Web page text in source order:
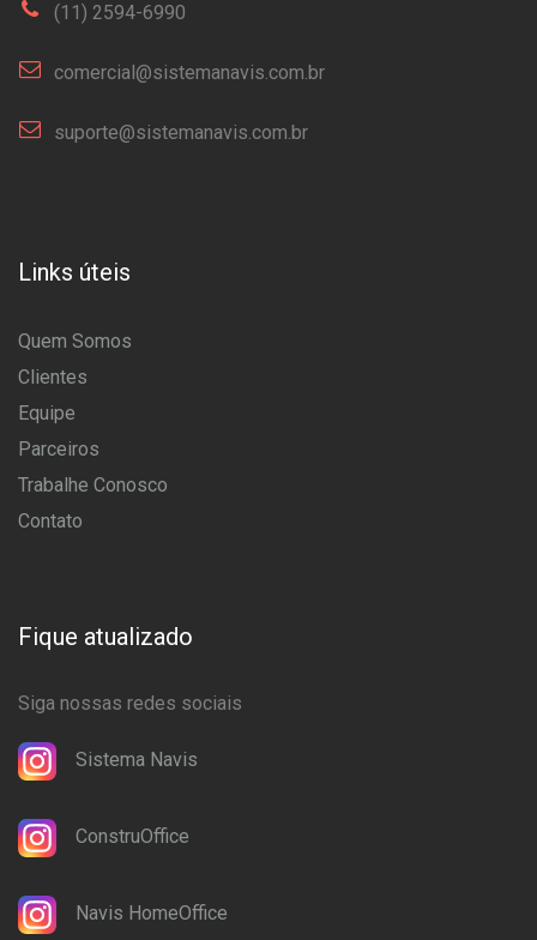
(11) 2594-6990
comercial@sistemanavis.com.br
suporte@sistemanavis.com.br
Links úteis
Quem Somos
Clientes
Equipe
Parceiros
Trabalhe Conosco
Contato
Fique atualizado
Siga nossas redes sociais
Sistema Navis
ConstruOffice
Navis HomeOffice